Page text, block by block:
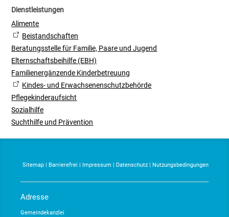
Dienstleistungen
Alimente
Beistandschaften
Beratungsstelle für Familie, Paare und Jugend
Elternschaftsbeihilfe (EBH)
Familienergänzende Kinderbetreuung
Kindes- und Erwachsenenschutzbehörde
Pflegekinderaufsicht
Sozialhilfe
Suchthilfe und Prävention
Sitemap | Barrierefrei | Impressum | Datenschutz| Nutzungsbedingungen
Adresse
Gemeindekanzlei